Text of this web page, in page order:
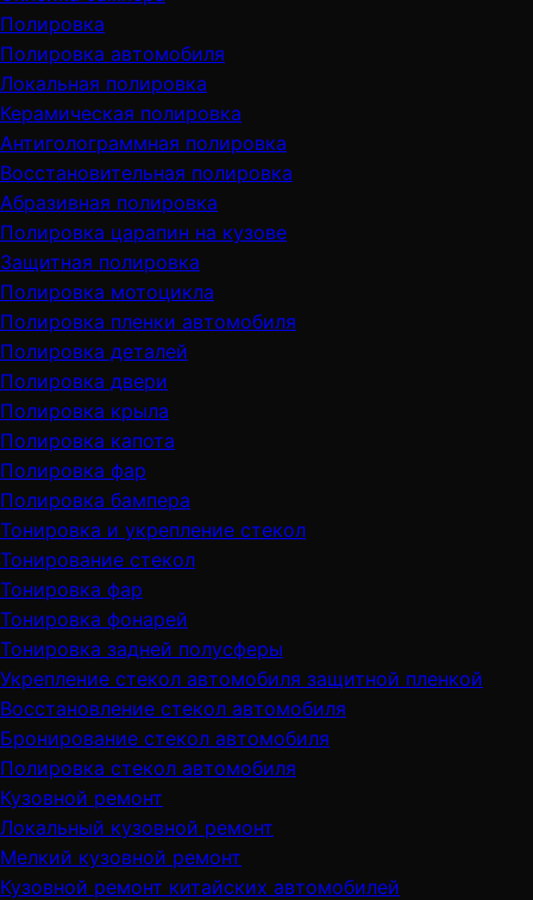
Полировка
Полировка автомобиля
Локальная полировка
Керамическая полировка
Антиголограммная полировка
Восстановительная полировка
Абразивная полировка
Полировка царапин на кузове
Защитная полировка
Полировка мотоцикла
Полировка пленки автомобиля
Полировка деталей
Полировка двери
Полировка крыла
Полировка капота
Полировка фар
Полировка бампера
Тонировка и укрепление стекол
Тонирование стекол
Тонировка фар
Тонировка фонарей
Тонировка задней полусферы
Укрепление стекол автомобиля защитной пленкой
Восстановление стекол автомобиля
Бронирование стекол автомобиля
Полировка стекол автомобиля
Кузовной ремонт
Локальный кузовной ремонт
Мелкий кузовной ремонт
Кузовной ремонт китайских автомобилей